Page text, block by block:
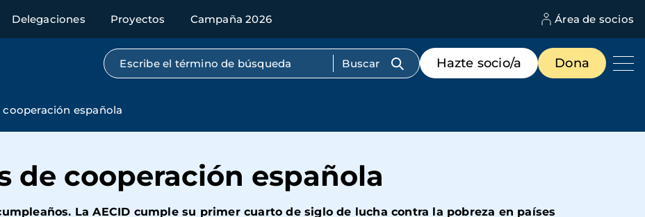
Delegaciones Proyectos Campaña 2026 Área de socios
Búsqueda por texto completo
Menú
de
destacados
Hazte socio/a Dona
cooperación española
de cooperación española
La AECID cumple su primer cuarto de siglo de lucha contra la pobreza en países